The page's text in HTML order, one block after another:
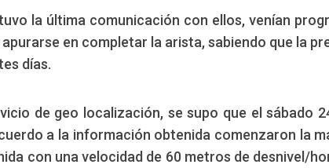
la última comunicación con ellos, venían
en completar la arista, sabiendo que la
días.
de geo localización, se supo que el sábado
a la información obtenida comenzaron la
con una velocidad de 60 metros de desnivel/